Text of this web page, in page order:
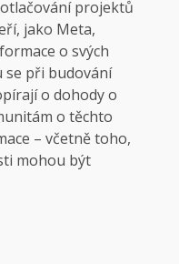
projektů
jako Meta,
o svých
se při budování
o dohody o
o těchto
– včetně toho,
mohou být